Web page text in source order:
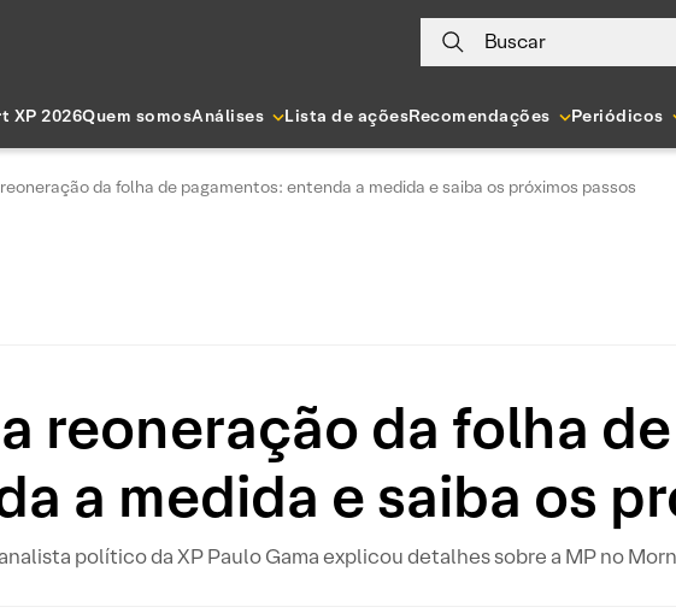
Buscar
XP 2026Quem somosAnálises Lista de açõesRecomendações Periódicos
da folha de pagamentos: entenda a medida e saiba os próximos passos
reoneração da folha
a medida e saiba os
político da XP Paulo Gama explicou detalhes sobre a MP no